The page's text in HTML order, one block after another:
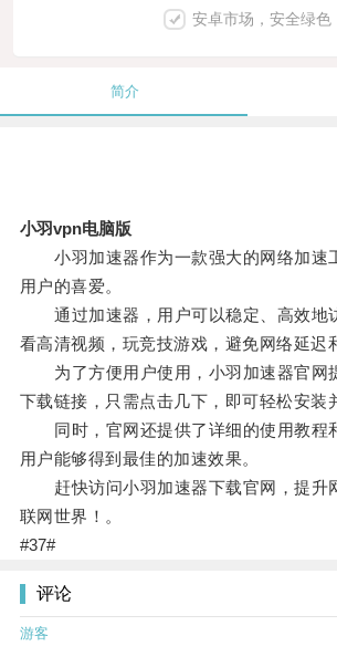
安卓市场，安全绿色
简介
小羽vpn电脑版
小羽加速器作为一款强大的网络加速
用户的喜爱。
通过加速器，用户可以稳定、高效地
看高清视频，玩竞技游戏，避免网络延迟
为了方便用户使用，小羽加速器官网
下载链接，只需点击几下，即可轻松安装
同时，官网还提供了详细的使用教程
用户能够得到最佳的加速效果。
赶快访问小羽加速器下载官网，提升
联网世界！。
#37#
评论
游客